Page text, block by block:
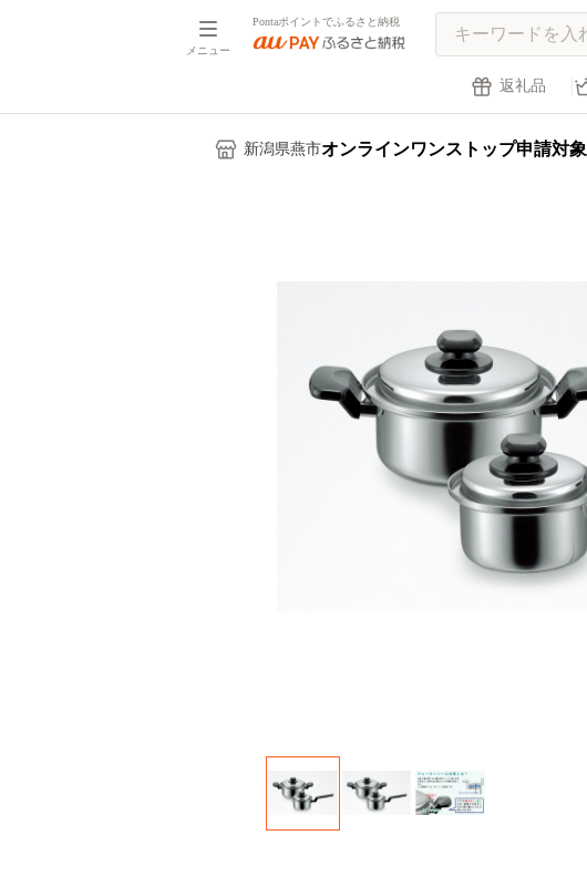
メニュー
Pontaポイントでふるさと納税
返礼品
新潟県燕市オンラインワンストップ申請対象